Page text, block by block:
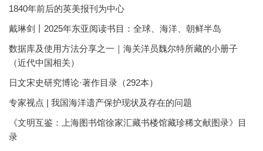
1840年前后的英美报刊为中心
戴琳剑丨2025年东亚阅读书目：全球、海洋、朝鲜半岛
数据库及使用方法分享之一｜海关洋员魏尔特所藏的小册子
（近代中国相关）
日文宋史研究博论·著作目录（292本）
专家视点 | 我国海洋遗产保护现状及存在的问题
《文明互鉴：上海图书馆徐家汇藏书楼馆藏珍稀文献图录》目
录